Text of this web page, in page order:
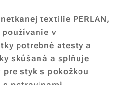
textílie PERLAN,
v
potrebné atesty a
skúšaná a splňuje
styk s pokožkou